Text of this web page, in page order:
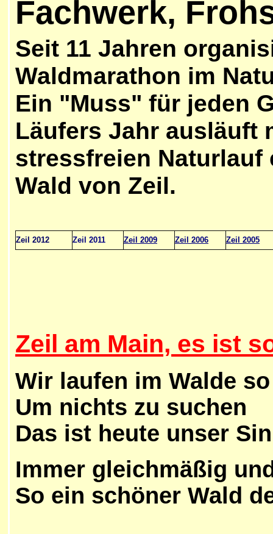
Fachwerk,
Seit 11 Jahren
Waldmarathon im
Ein "Muss" für jeden
Läufers Jahr ausläuft
stressfreien Naturlauf
Wald von Zeil.
Zeil 2012 Zeil 2011 Zeil 2009 Zeil 2006 Zeil 2005
Zeil am Main, es ist
Wir laufen im Walde
Um nichts zu suchen
Das ist heute unser
Immer gleichmäßig
So ein schöner Wald